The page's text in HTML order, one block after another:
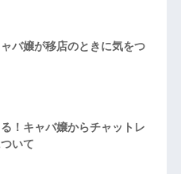
バ嬢が移店のときに気をつ
！キャバ嬢からチャットレ
いて